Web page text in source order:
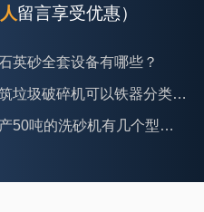
留言享受优惠）
圾破碎机可以铁器分类吗？
吨的洗砂机有几个型号？
询一条生产线，你们能做吗？